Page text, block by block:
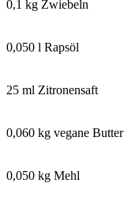
0,1 kg Zwiebeln
0,050 l Rapsöl
25 ml Zitronensaft
0,060 kg vegane Butter
0,050 kg Mehl